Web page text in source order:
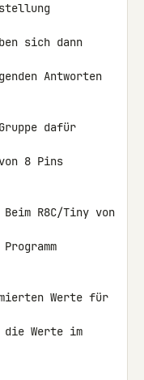
sich dann
Antworten
dafür
8 Pins
R8C/Tiny von
Werte für
Werte im